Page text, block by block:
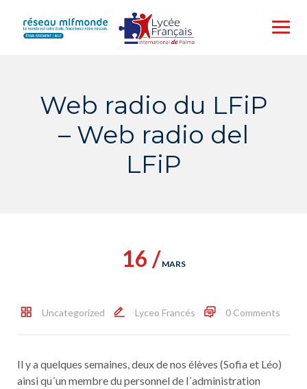
content
Web radio du LFiP
– Web radio del
LFiP
16 / MARS
Uncategorized Lyceo Francés 0 Comments
Il y a quelques semaines, deux de nos élèves (Sofia et Léo)
ainsi qu´un membre du personnel de l´administration